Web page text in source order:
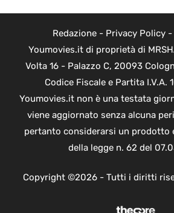
Redazione- Privacy Policy-
Youmovies.it di proprietà di
Volta 16 - Palazzo C, 20093
Codice Fiscale e Partita I.V.A.
Youmovies.it non è una testata
viene aggiornato senza alcuna
pertanto considerarsi un prodotto
della legge n. 62 del
Copyright ©2026 - Tutti i diritti